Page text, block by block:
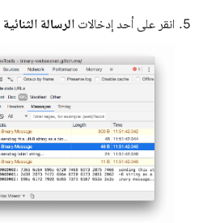
انقر على أحد إدخالات الرسالة الثنائية